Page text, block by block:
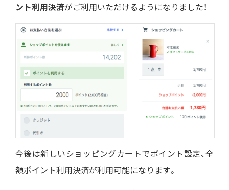
ント利用決済がご利用いただけるようになりました！
今後は新しいショッピングカートでポイント設定、全
額ポイント利用決済が利用可能になります。